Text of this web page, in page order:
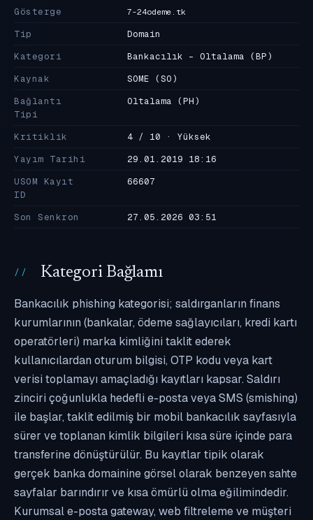
Gösterge 7-24odeme.tk
Tip
Domain
Kategori
Bankacılık - Oltalama (BP)
Kaynak
SOME (SO)
Bağlantı
Tipi
Oltalama (PH)
Kritiklik
4 / 10 · Yüksek
Yayım Tarihi
29.01.2019 18:16
USOM Kayıt
ID
66607
Son Senkron 27.05.2026 03:51
Kategori Bağlamı
Bankacılık phishing kategorisi; saldırganların finans
kurumlarının (bankalar, ödeme sağlayıcıları, kredi kartı
operatörleri) marka kimliğini taklit ederek
kullanıcılardan oturum bilgisi, OTP kodu veya kart
verisi toplamayı amaçladığı kayıtları kapsar. Saldırı
zinciri çoğunlukla hedefli e-posta veya SMS (smishing)
ile başlar, taklit edilmiş bir mobil bankacılık sayfasıyla
sürer ve toplanan kimlik bilgileri kısa süre içinde para
transferine dönüştürülür. Bu kayıtlar tipik olarak
gerçek banka domainine görsel olarak benzeyen sahte
sayfalar barındırır ve kısa ömürlü olma eğilimindedir.
Kurumsal e-posta gateway, web filtreleme ve müşteri